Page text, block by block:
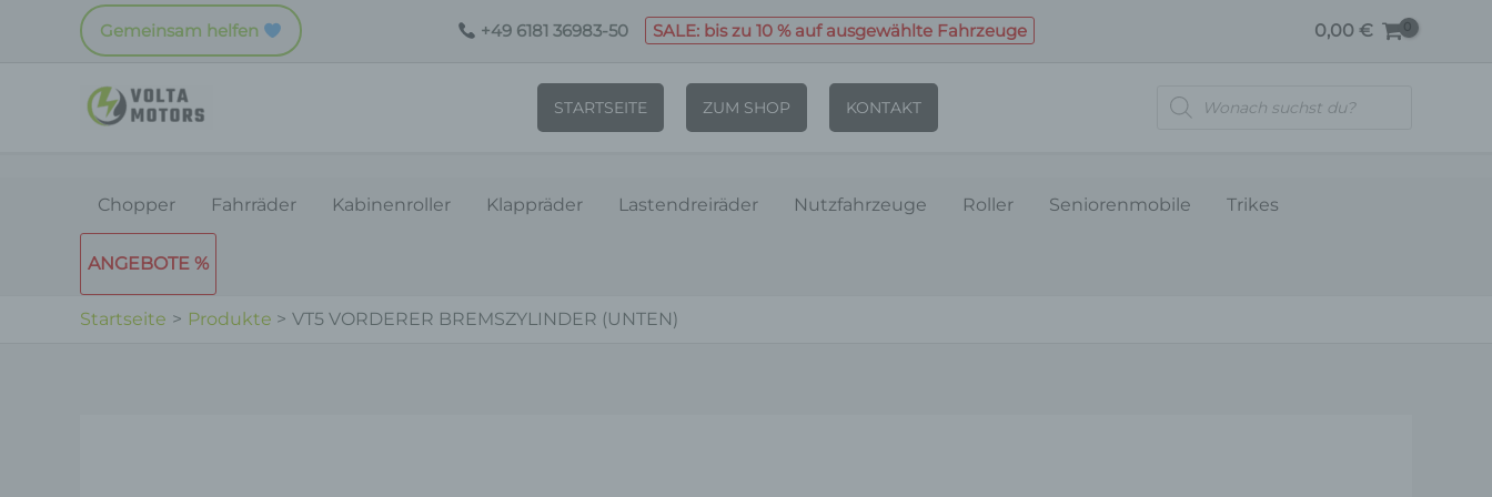
Gemeinsam helfen +49 6181 36983-50 SALE: bis zu 10 % auf ausgewählte Fahrzeuge 0,00 €
STARTSEITE ZUM SHOP KONTAKT
Products
search
Chopper Fahrräder Kabinenroller Klappräder Lastendreiräder Nutzfahrzeuge Roller Seniorenmobile Trikes
ANGEBOTE %
Startseite Produkte VT5 VORDERER BREMSZYLINDER (UNTEN)